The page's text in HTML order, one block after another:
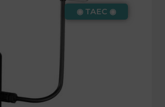
◉ TAEC ◉